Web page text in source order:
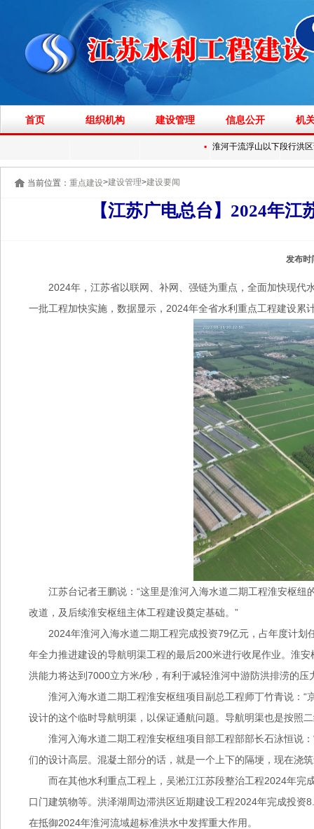
首页 组织机构 建设管理 信息公开 机
淮河干流浮山以下段行洪区
当前位置： 重点建设>建设管理>建设要闻
【江苏广电总台】2024年
发布时
2024年，江苏省以联网、补网、强链为重点，全面加快现
一批工程加快实施，数据显示，2024年全省水利重点工程建设累
江苏台记者王鹏说：“这里是淮河入海水道二期工程淮安枢
改道，及后续淮安枢纽主体工程建设奠定基础。”
2024年淮河入海水道二期工程完成投资79亿元，占年度计
年全力推进建设的导航明渠工程的最后200米进行收尾作业。淮
洪能力将达到7000立方米/秒，有利于减轻淮河中游防洪排涝的压
淮河入海水道二期工程淮安枢纽项目副总工程师丁竹青说：
设计的这个临时导航明渠，以保证通航问题。导航明渠也是按照
淮河入海水道二期工程淮安枢纽项目部工程部部长石泳恒说
们的设计高层。混凝土部分的话，就是一个上下的隔埂，现在浇
而在其他水利重点工程上，吴淞江江苏段整治工程2024年
口门建筑物等。洪泽湖周边滞洪区近期建设工程2024年完成投
在抵御2024年淮河流域超标准洪水中发挥重大作用。